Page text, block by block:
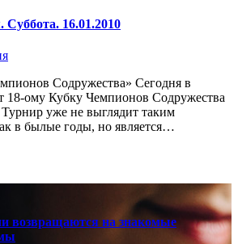
16.01.2010
Содружества» Сегодня в
18-ому Кубку Чемпионов Содружества
уже не выглядит таким
в былые годы, но является…
возвращаются на знакомые